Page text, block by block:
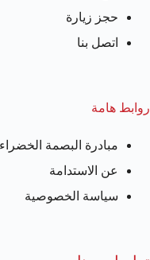
حجز زيارة
اتصل بنا
روابط هامة
مبادرة البصمة الخضراء
عن الاستدامة
سياسة الخصوصية